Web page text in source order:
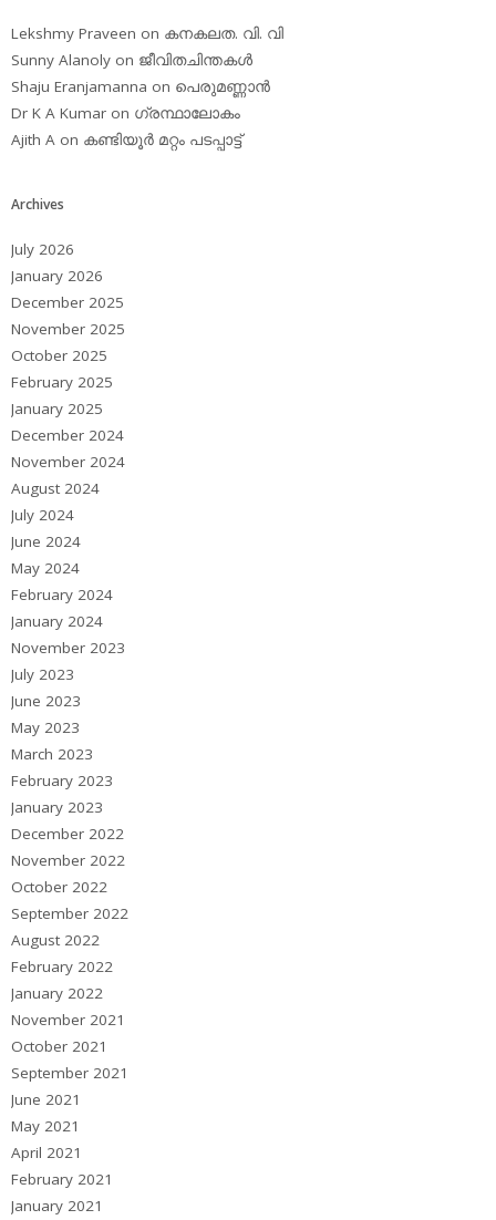
Lekshmy Praveen on കനകലത. വി. വി
Sunny Alanoly on ജീവിതചിന്തകള്‍
Shaju Eranjamanna on പെരുമണ്ണാന്‍
Dr K A Kumar on ഗ്രന്ഥാലോകം
Ajith A on കണ്ടിയൂര്‍ മറ്റം പടപ്പാട്ട്‌
Archives
July 2026
January 2026
December 2025
November 2025
October 2025
February 2025
January 2025
December 2024
November 2024
August 2024
July 2024
June 2024
May 2024
February 2024
January 2024
November 2023
July 2023
June 2023
May 2023
March 2023
February 2023
January 2023
December 2022
November 2022
October 2022
September 2022
August 2022
February 2022
January 2022
November 2021
October 2021
September 2021
June 2021
May 2021
April 2021
February 2021
January 2021